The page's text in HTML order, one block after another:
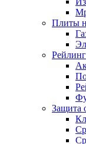
Плиты
Защита